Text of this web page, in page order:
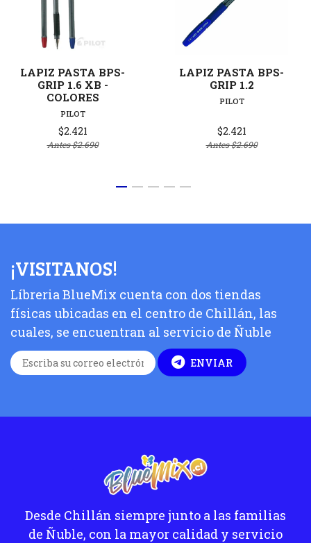
LAPIZ PASTA BPS-
GRIP 1.6 XB -
COLORES
PILOT
$2.421
Antes$2.690
LAPIZ PASTA BPS-
GRIP 1.2
PILOT
$2.421
Antes$2.690
¡VISITANOS!
Líbreria BlueMix cuenta con dos tiendas
físicas ubicadas en el centro de Chillán, las
cuales, se encuentran al servicio de Ñuble
ENVIAR
Desde Chillán siempre junto a las familias
de Ñuble, con la mayor calidad y servicio